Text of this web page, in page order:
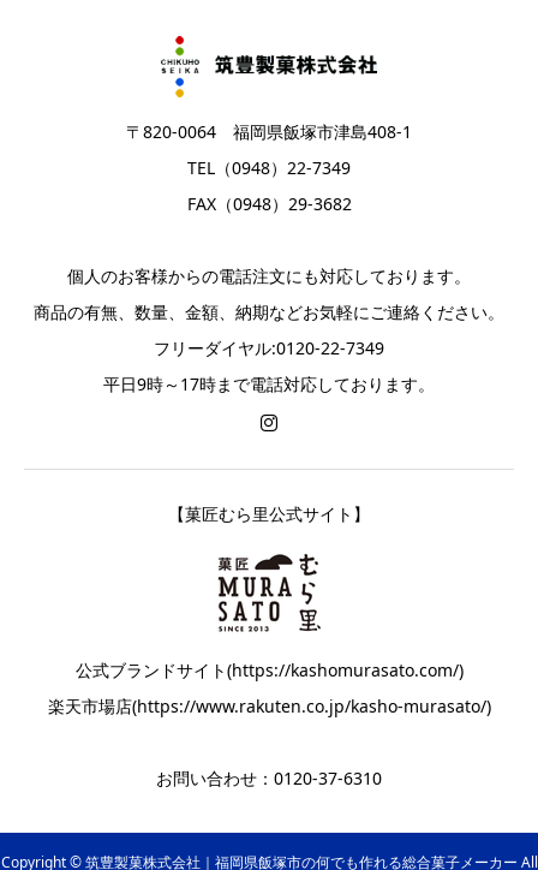
〒820-0064 福岡県飯塚市津島408-1
TEL（0948）22-7349
FAX（0948）29-3682
個人のお客様からの電話注文にも対応しております。
商品の有無、数量、金額、納期などお気軽にご連絡ください。
フリーダイヤル:0120-22-7349
平日9時～17時まで電話対応しております。
【菓匠むら里公式サイト】
公式ブランドサイト(https://kashomurasato.com/)
楽天市場店(https://www.rakuten.co.jp/kasho-murasato/)
お問い合わせ：0120-37-6310
Copyright © 筑豊製菓株式会社｜福岡県飯塚市の何でも作れる総合菓子メーカー All